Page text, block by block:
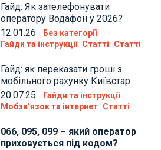
Гайд: Як зателефонувати
оператору Водафон у 2026?
12.01.26
Без категорії
Гайди та інструкції Статті Статті
Гайд: як переказати гроші з
мобільного рахунку Київстар
20.07.25
Гайди та інструкції
Мобзв’язок та інтернет Статті
066, 095, 099 – який оператор
приховується під кодом?